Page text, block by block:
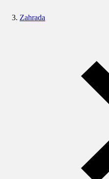
Zahrada